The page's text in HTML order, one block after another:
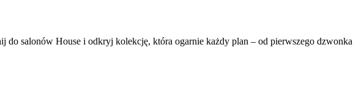
salonów House i odkryj kolekcję, która ogarnie każdy plan – od pierwszego